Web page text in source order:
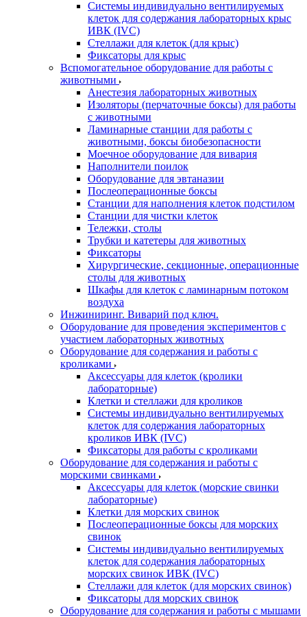
Системы индивидуально вентилируемых
клеток для содержания лабораторных крыс
ИВК (IVC)
Стеллажи для клеток (для крыс)
Фиксаторы для крыс
Вспомогательное оборудование для работы с
животными
Анестезия лабораторных животных
Изоляторы (перчаточные боксы) для работы
с животными
Ламинарные станции для работы с
животными, боксы биобезопасности
Моечное оборудование для вивария
Наполнители поилок
Оборудование для эвтаназии
Послеоперационные боксы
Станции для наполнения клеток подстилом
Станции для чистки клеток
Тележки, столы
Трубки и катетеры для животных
Фиксаторы
Хирургические, секционные, операционные
столы для животных
Шкафы для клеток с ламинарным потоком
воздуха
Инжиниринг. Виварий под ключ.
Оборудование для проведения экспериментов с
участием лабораторных животных
Оборудование для содержания и работы с
кроликами
Аксессуары для клеток (кролики
лабораторные)
Клетки и стеллажи для кроликов
Системы индивидуально вентилируемых
клеток для содержания лабораторных
кроликов ИВК (IVC)
Фиксаторы для работы с кроликами
Оборудование для содержания и работы с
морскими свинками
Аксессуары для клеток (морские свинки
лабораторные)
Клетки для морских свинок
Послеоперационные боксы для морских
свинок
Системы индивидуально вентилируемых
клеток для содержания лабораторных
морских свинок ИВК (IVC)
Стеллажи для клеток (для морских свинок)
Фиксаторы для морских свинок
Оборудование для содержания и работы с мышами